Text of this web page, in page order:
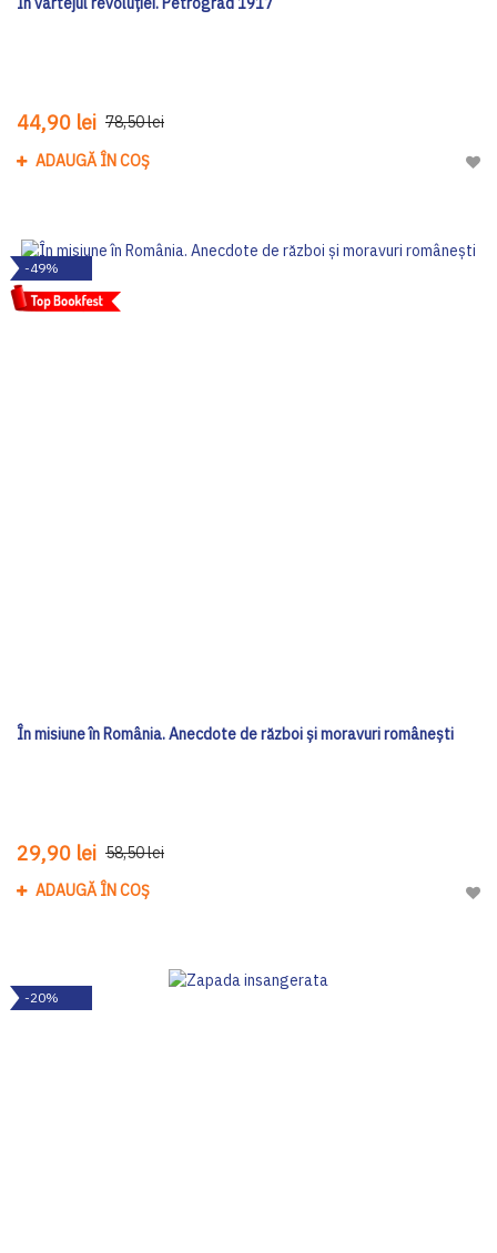
44,90 lei 78,50 lei
ADAUGĂ ÎN COȘ
-49%
În misiune în România. Anecdote de război și moravuri românești
29,90 lei 58,50 lei
ADAUGĂ ÎN COȘ
-20%